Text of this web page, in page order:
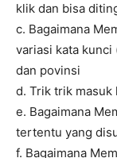
klik dan bisa
c. Bagaimana
variasi kata kunci
dan povinsi
d. Trik trik masuk
e. Bagaimana
tertentu yang
f. Bagaimana